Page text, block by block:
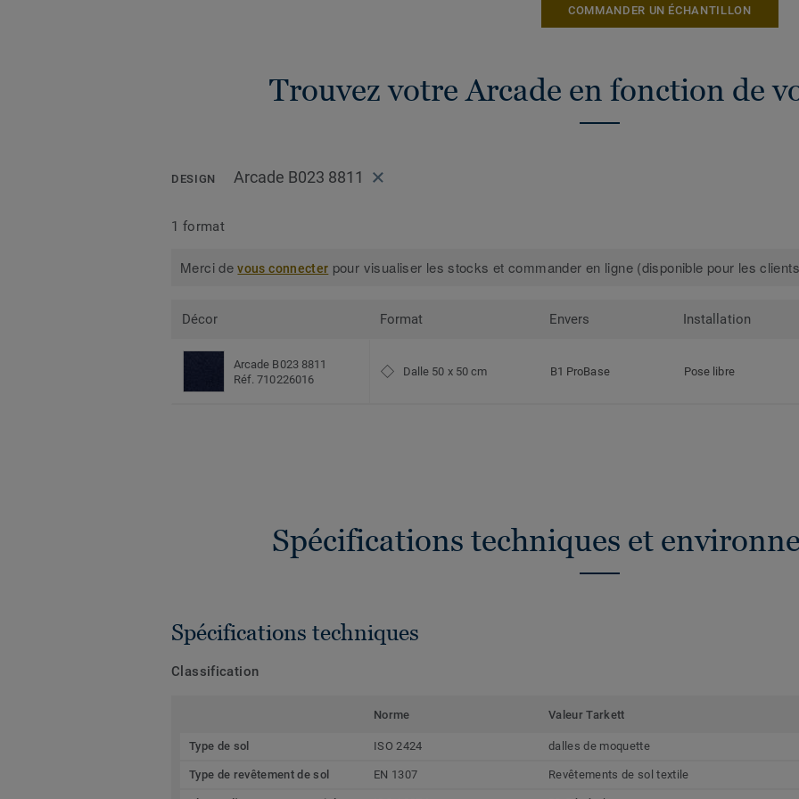
COMMANDER UN ÉCHANTILLON
Trouvez votre Arcade en fonction de
DESIGN Arcade B023 8811
1 format
Merci devous connecter pour visualiser les stocks et commander en ligne (disponible pour les
Décor Format Envers Installation
Arcade B023 8811
Réf. 710226016
Dalle 50 x 50 cm B1 ProBase Pose libre
Spécifications techniques et
Spécifications techniques
Classification
Norme Valeur Tarkett
Type de sol ISO 2424 dalles de moquette
Type de revêtement de sol EN 1307 Revêtements de sol textile